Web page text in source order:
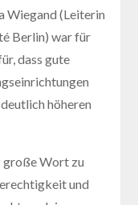
Wiegand (Leiterin
Berlin) war für
dass gute
höheren
große Wort zu
und